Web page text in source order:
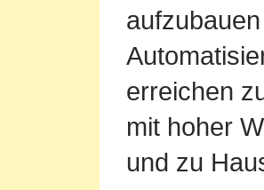
erreichen
mit hoher
und zu